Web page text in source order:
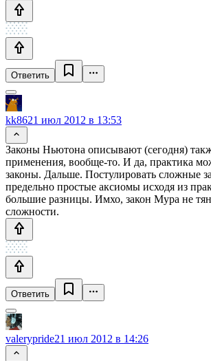
Ответить
kk8621 июл 2012 в 13:53
Законы Ньютона описывают (сегодня)
применения, вообще-то. И да, практика
законы. Дальше. Постулировать сложные
предельно простые аксиомы исходя из
большие разницы. Имхо, закон Мура не
сложности.
Ответить
valerypride21 июл 2012 в 14:26